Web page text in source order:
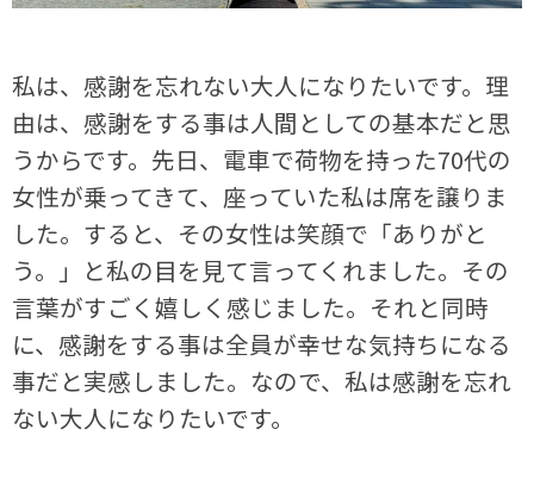
私は、感謝を忘れない大人になりたいです。理
由は、感謝をする事は人間としての基本だと思
うからです。先日、電車で荷物を持った70代の
女性が乗ってきて、座っていた私は席を譲りま
した。すると、その女性は笑顔で「ありがと
う。」と私の目を見て言ってくれました。その
言葉がすごく嬉しく感じました。それと同時
に、感謝をする事は全員が幸せな気持ちになる
事だと実感しました。なので、私は感謝を忘れ
ない大人になりたいです。